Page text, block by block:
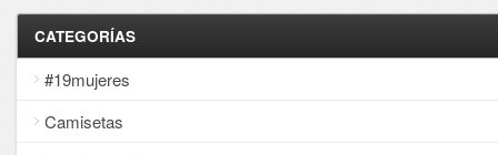
CATEGORÍAS
#19mujeres
Camisetas